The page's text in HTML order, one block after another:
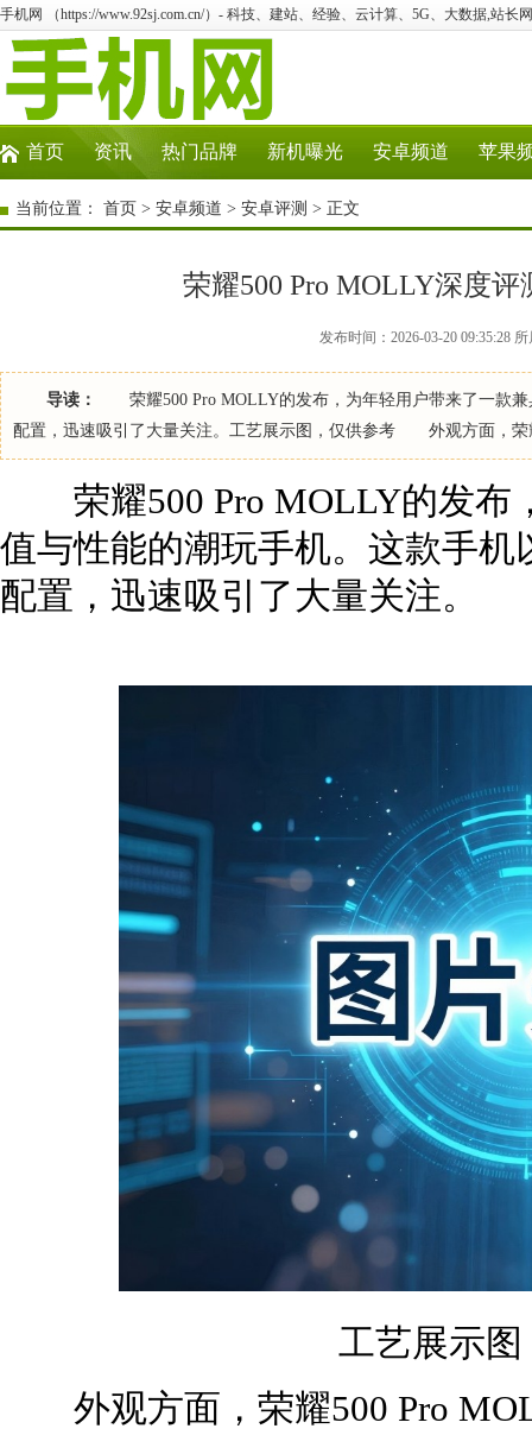
手机网 （https://www.92sj.com.cn/）- 科技、建站、经验、云计算、5G、大数据,站长
首页 资讯 热门品牌 新机曝光 安卓频道 苹果
当前位置： 首页 > 安卓频道 > 安卓评测 > 正文
荣耀500 Pro MOLLY深度
发布时间：2026-03-20 09:35:28
导读：
荣耀500 Pro MOLLY的发布，为年轻用户带来了一款兼
配置，迅速吸引了大量关注。工艺展示图，仅供参考 外观方面，荣
荣耀500 Pro MOLLY的发布
值与性能的潮玩手机。这款手
配置，迅速吸引了大量关注。
工艺展示
外观方面，荣耀500 Pro